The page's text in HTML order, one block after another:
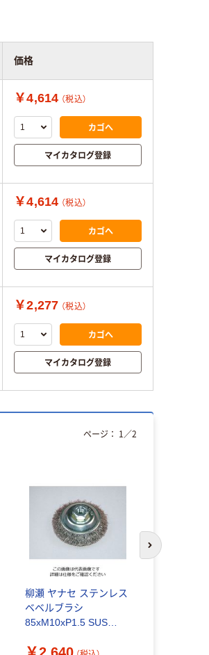
価格
￥4,614 （税込）
カゴへ
マイカタログ登録
￥4,614 （税込）
カゴへ
マイカタログ登録
￥2,277 （税込）
カゴへ
マイカタログ登録
柳瀬 ヤナセ ステンレス
ベベルブラシ
85xM10xP1.5 SUS
4081（直送品）
ページ： 1 ／2
次のスライド